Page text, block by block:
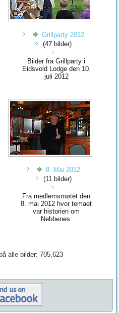
Grillparty 2012
(47 bilder)
Bilder fra Grillparty i
Eidsvold Lodge den 10.
juli 2012
8. Mai 2012
(11 bilder)
Fra medlemsmøtet den
8. mai 2012 hvor temaet
var historien om
Nebbenes.
alle bilder: 705,623